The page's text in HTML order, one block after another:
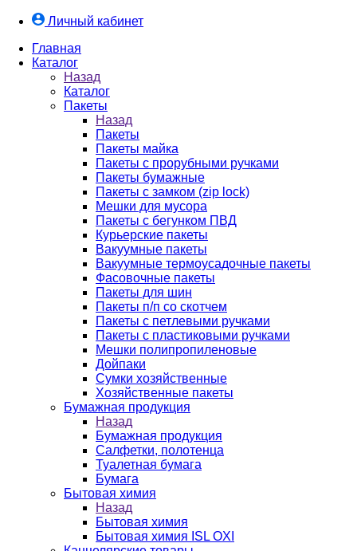
Личный кабинет
Главная
Каталог
Назад
Каталог
Пакеты
Назад
Пакеты
Пакеты майка
Пакеты с прорубными ручками
Пакеты бумажные
Пакеты с замком (zip lock)
Мешки для мусора
Пакеты с бегунком ПВД
Курьерские пакеты
Вакуумные пакеты
Вакуумные термоусадочные пакеты
Фасовочные пакеты
Пакеты для шин
Пакеты п/п со скотчем
Пакеты с петлевыми ручками
Пакеты с пластиковыми ручками
Мешки полипропиленовые
Дойпаки
Сумки хозяйственные
Хозяйственные пакеты
Бумажная продукция
Назад
Бумажная продукция
Салфетки, полотенца
Туалетная бумага
Бумага
Бытовая химия
Назад
Бытовая химия
Бытовая химия ISL OXI